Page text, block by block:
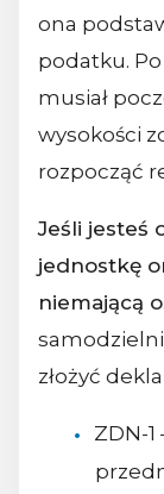
ona
podatku.
musiał
wysokości
rozpocząć
Jeśli jesteś
jednostkę
niemającą
złożyć
ZDN-1